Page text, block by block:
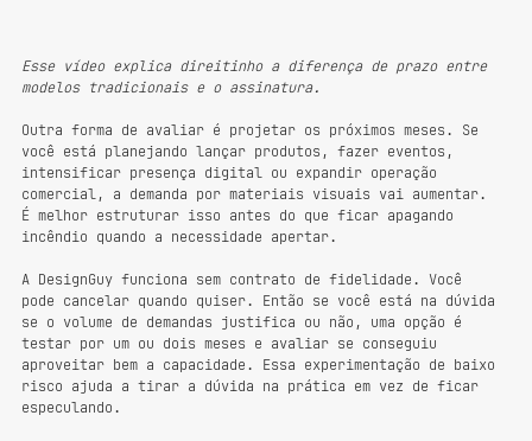
Esse vídeo explica direitinho a diferença de prazo entre
modelos tradicionais e o assinatura.
Outra forma de avaliar é projetar os próximos meses. Se
você está planejando lançar produtos, fazer eventos,
intensificar presença digital ou expandir operação
comercial, a demanda por materiais visuais vai aumentar.
É melhor estruturar isso antes do que ficar apagando
incêndio quando a necessidade apertar.
A DesignGuy funciona sem contrato de fidelidade. Você
pode cancelar quando quiser. Então se você está na dúvida
se o volume de demandas justifica ou não, uma opção é
testar por um ou dois meses e avaliar se conseguiu
aproveitar bem a capacidade. Essa experimentação de baixo
risco ajuda a tirar a dúvida na prática em vez de ficar
especulando.